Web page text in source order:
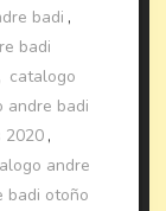
badi ,
badi
catalogo
andre badi
2020 ,
andre
badi otoño